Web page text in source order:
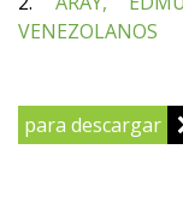
VENEZOLANOS
para descargar